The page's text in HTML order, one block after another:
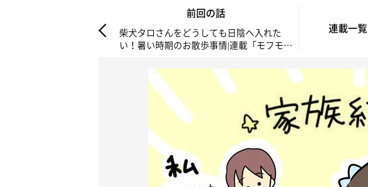
前回の話
柴犬タロさんをどうしても日陰へ入れた
い！暑い時期のお散歩事情|連載「モフモフ
連載一覧